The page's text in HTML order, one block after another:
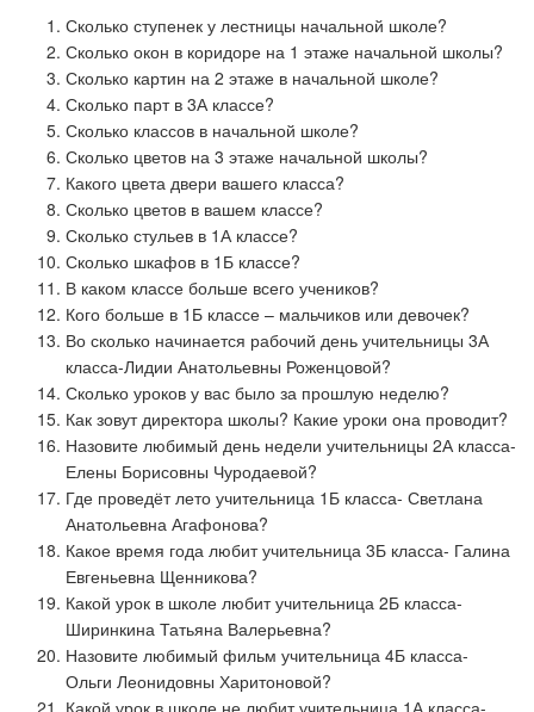
Сколько ступенек у лестницы начальной школе?
Сколько окон в коридоре на 1 этаже начальной школы?
Сколько картин на 2 этаже в начальной школе?
Сколько парт в 3А классе?
Сколько классов в начальной школе?
Сколько цветов на 3 этаже начальной школы?
Какого цвета двери вашего класса?
Сколько цветов в вашем классе?
Сколько стульев в 1А классе?
Сколько шкафов в 1Б классе?
В каком классе больше всего учеников?
Кого больше в 1Б классе – мальчиков или девочек?
Во сколько начинается рабочий день учительницы 3А
класса-Лидии Анатольевны Роженцовой?
Сколько уроков у вас было за прошлую неделю?
Как зовут директора школы? Какие уроки она проводит?
Назовите любимый день недели учительницы 2А класса-
Елены Борисовны Чуродаевой?
Где проведёт лето учительница 1Б класса- Светлана
Анатольевна Агафонова?
Какое время года любит учительница 3Б класса- Галина
Евгеньевна Щенникова?
Какой урок в школе любит учительница 2Б класса-
Ширинкина Татьяна Валерьевна?
Назовите любимый фильм учительница 4Б класса-
Ольги Леонидовны Харитоновой?
Какой урок в школе не любит учительница 1А класса-